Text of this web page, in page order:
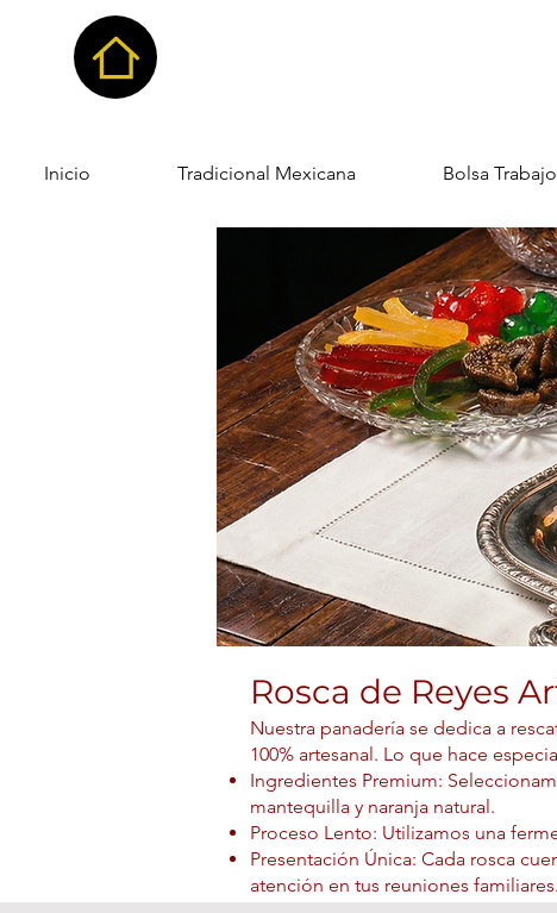
Inicio Tradicional Mexicana Bolsa Trabajo
Rosca de Reyes
Nuestra panadería se dedica a
100% artesanal. Lo que hace
Ingredientes Premium:
mantequilla y naranja natural.
Proceso Lento: Utilizamos una
Presentación Única: Cada rosca
atención en tus reuniones familiares.